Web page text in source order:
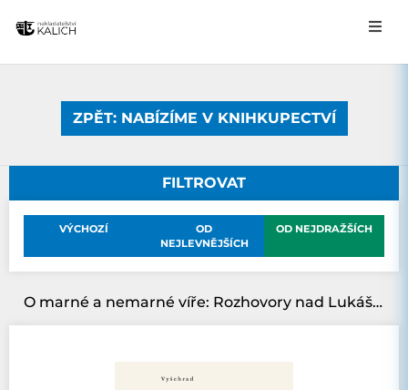
ZPĚT: NABÍZÍME V KNIHKUPECTVÍ
FILTROVAT
VÝCHOZÍ
OD
NEJLEVNĚJŠÍCH
OD NEJDRAŽŠÍCH
O marné a nemarné víře: Rozhovory nad Lukášovým evangeliem